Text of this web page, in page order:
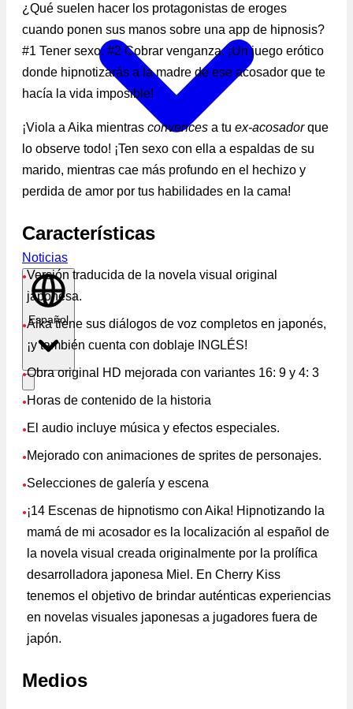
Noticias
Español
¿Qué suelen hacer los protagonistas de eroges
cuando ponen sus manos sobre una app de hipnosis?
#1 Tener sexo. #2 Cobrar venganza. ¡Un juego erótico
donde hipnotizarás a la madre de ese acosador que te
hacía la vida imposible!
¡Viola a Aika mientras convences a tu ex-acosadorque
lo observe todo! ¡Ten sexo con ella a espaldas de su
marido, mientras cae más profundo en el hechizo y
perdida de amor por tus habilidades en la cama!
Características
●Versión traducida de la novela visual original
japonesa.
●Aika tiene sus diálogos de voz completos en japonés,
¡y también cuenta con doblaje INGLÉS!
●Obra original HD mejorada con variantes 16: 9 y 4: 3
● Horas de contenido de la historia
● El audio incluye música y efectos especiales.
● Mejorado con animaciones de sprites de personajes.
●Selecciones de galería y escena
● ¡14 Escenas de hipnotismo con Aika! Hipnotizando la
mamá de mi acosador es la localización al español de
la novela visual creada originalmente por la prolífica
desarrolladora japonesa Miel. En Cherry Kiss
tenemos el objetivo de brindar auténticas experiencias
en novelas visuales japonesas a jugadores fuera de
japón.
Medios